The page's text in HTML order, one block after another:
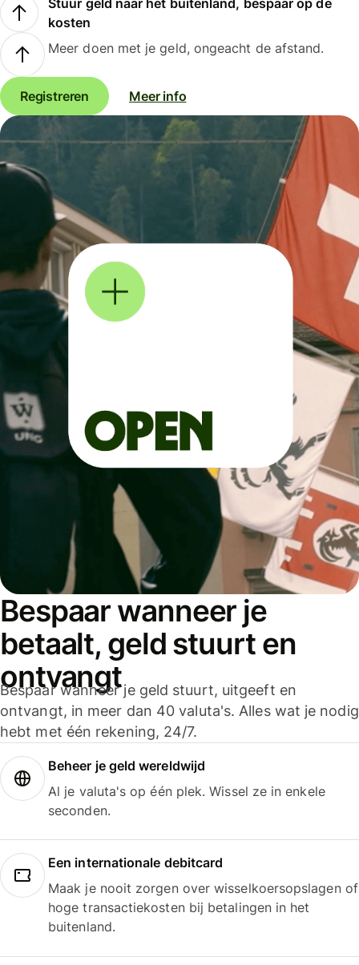
Stuur geld naar het buitenland, bespaar op de
kosten
Meer doen met je geld, ongeacht de afstand.
Registreren Meer info
Bespaar wanneer je
betaalt, geld stuurt en
ontvangt
Bespaar wanneer je geld stuurt, uitgeeft en
ontvangt, in meer dan 40 valuta's. Alles wat je nodig
hebt met één rekening, 24/7.
Beheer je geld wereldwijd
Al je valuta's op één plek. Wissel ze in enkele
seconden.
Een internationale debitcard
Maak je nooit zorgen over wisselkoersopslagen of
hoge transactiekosten bij betalingen in het
buitenland.